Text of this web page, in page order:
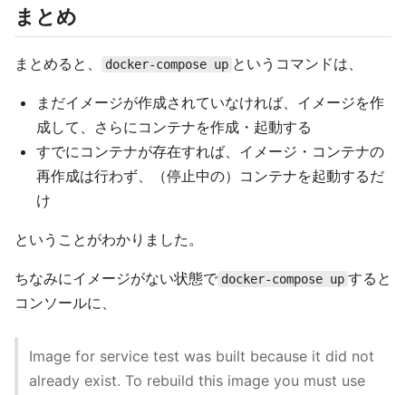
まとめ
まとめると、 docker-compose up というコマンドは、
まだイメージが作成されていなければ、イメージを作
成して、さらにコンテナを作成・起動する
すでにコンテナが存在すれば、イメージ・コンテナの
再作成は行わず、（停止中の）コンテナを起動するだ
け
ということがわかりました。
ちなみにイメージがない状態で docker-compose up すると
コンソールに、
Image for service test was built because it did not
already exist. To rebuild this image you must use